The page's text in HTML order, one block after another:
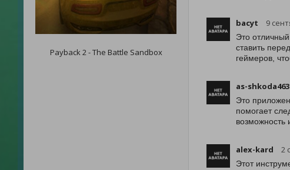
Payback 2 - The Battle Sandbox
bacyt 9
Это
ставить
геймеров,
as-shkoda463
Это
помогает
возможность
alex-kard 2
Этот